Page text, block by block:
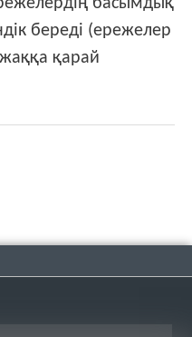
береді (ережелер
қарай